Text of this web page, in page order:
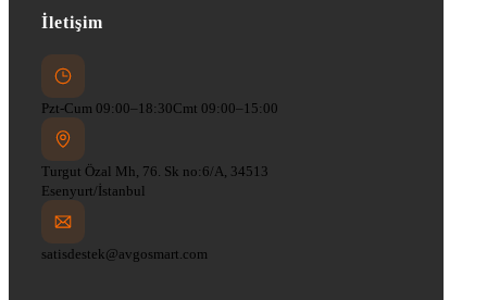
İletişim
Pzt-Cum 09:00–18:30Cmt 09:00–15:00
Turgut Özal Mh, 76. Sk no:6/A, 34513
Esenyurt/İstanbul
satisdestek@avgosmart.com